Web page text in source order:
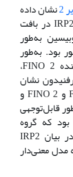
2 نشان داده
شده است، سطح بیان mRNA ژن IRP2 در بافت
به‌طور
بود. به‌طور
مشابه، بررسی گروه‌های دریافت‌کننده 2 FINO‌،
نشان
داد بیان IRP2 در گروه‌های 2 ‌FINO و 2 ‌FINO و
قابل‌توجهی
که گروه
پیرفنیدون تنها افزایش خفیف‌تری در بیان IRP2
مدل معنی‌دار